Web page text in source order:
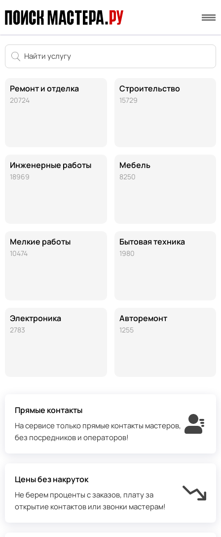
Ремонт и отделка
20724
Инженерные работы
18969
Мелкие работы
10474
Электроника
2783
Строительство
15729
Мебель
8250
Бытовая техника
1980
Авторемонт
1255
Прямые контакты
На сервисе только прямые контакты мастеров,
без посредников и операторов!
Цены без накруток
Не берем проценты с заказов, плату за
открытие контактов или звонки мастерам!